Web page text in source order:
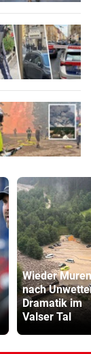
Wieder Muren
nach
Dramatik im
Valser Tal